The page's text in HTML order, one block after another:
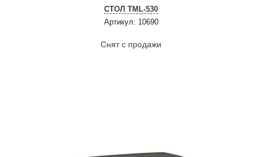
СТОЛ ТМL-530
Артикул: 10690
Снят с продажи